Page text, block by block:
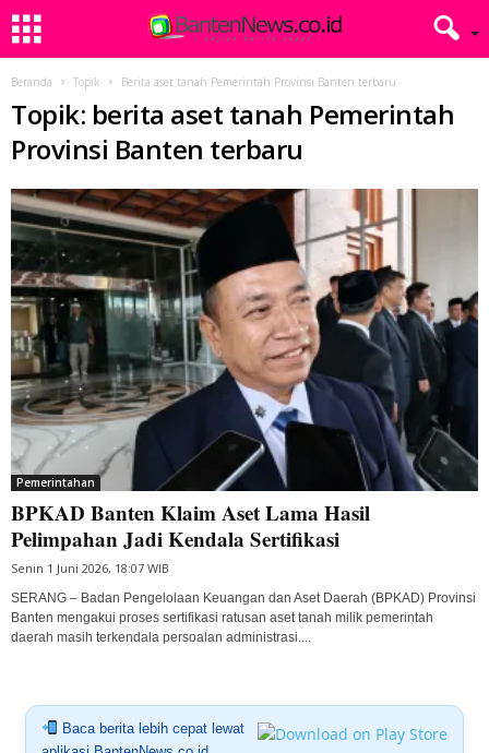
Beranda Topik Berita aset tanah Pemerintah Provinsi Banten terbaru
Topik: berita aset tanah Pemerintah
Provinsi Banten terbaru
Pemerintahan
BPKAD Banten Klaim Aset Lama Hasil
Pelimpahan Jadi Kendala Sertifikasi
Senin 1 Juni 2026, 18:07 WIB
SERANG – Badan Pengelolaan Keuangan dan Aset Daerah (BPKAD) Provinsi
Banten mengakui proses sertifikasi ratusan aset tanah milik pemerintah
daerah masih terkendala persoalan administrasi....
Baca berita lebih cepat lewat